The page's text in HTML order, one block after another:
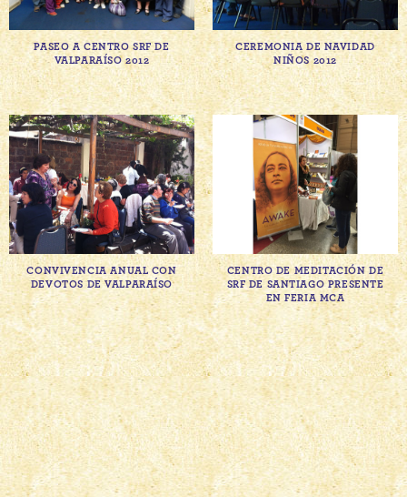
PASEO A CENTRO SRF DE
VALPARAÍSO 2012
CEREMONIA DE NAVIDAD
NIÑOS 2012
CONVIVENCIA ANUAL CON
DEVOTOS DE VALPARAÍSO
CENTRO DE MEDITACIÓN DE
SRF DE SANTIAGO PRESENTE
EN FERIA MCA